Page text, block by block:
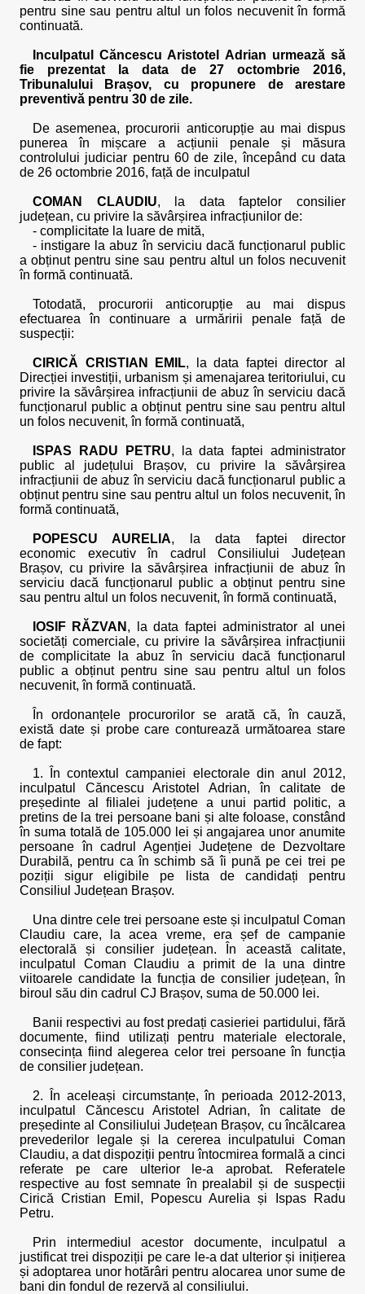
pentru sine sau pentru altul un folos necuvenit în formă
continuată.
Inculpatul Căncescu Aristotel Adrian urmează să
fie prezentat la data de 27 octombrie 2016,
Tribunalului Brașov, cu propunere de arestare
preventivă pentru 30 de zile.
De asemenea, procurorii anticorupție au mai dispus
punerea în mișcare a acțiunii penale și măsura
controlului judiciar pentru 60 de zile, începând cu data
de 26 octombrie 2016, față de inculpatul
COMAN CLAUDIU, la data faptelor consilier
județean, cu privire la săvârșirea infracțiunilor de:
- complicitate la luare de mită,
- instigare la abuz în serviciu dacă funcționarul public
a obținut pentru sine sau pentru altul un folos necuvenit
în formă continuată.
Totodată, procurorii anticorupție au mai dispus
efectuarea în continuare a urmăririi penale față de
suspecții:
CIRICĂ CRISTIAN EMIL, la data faptei director al
Direcției investiții, urbanism și amenajarea teritoriului, cu
privire la săvârșirea infracțiunii de abuz în serviciu dacă
funcționarul public a obținut pentru sine sau pentru altul
un folos necuvenit, în formă continuată,
ISPAS RADU PETRU, la data faptei administrator
public al județului Brașov, cu privire la săvârșirea
infracțiunii de abuz în serviciu dacă funcționarul public a
obținut pentru sine sau pentru altul un folos necuvenit, în
formă continuată,
POPESCU AURELIA, la data faptei director
economic executiv în cadrul Consiliului Județean
Brașov, cu privire la săvârșirea infracțiunii de abuz în
serviciu dacă funcționarul public a obținut pentru sine
sau pentru altul un folos necuvenit, în formă continuată,
IOSIF RĂZVAN , la data faptei administrator al unei
societăți comerciale, cu privire la săvârșirea infracțiunii
de complicitate la abuz în serviciu dacă funcționarul
public a obținut pentru sine sau pentru altul un folos
necuvenit, în formă continuată.
În ordonanțele procurorilor se arată că, în cauză,
există date și probe care conturează următoarea stare
de fapt:
1. În contextul campaniei electorale din anul 2012,
inculpatul Căncescu Aristotel Adrian, în calitate de
președinte al filialei județene a unui partid politic, a
pretins de la trei persoane bani și alte foloase, constând
în suma totală de 105.000 lei și angajarea unor anumite
persoane în cadrul Agenției Județene de Dezvoltare
Durabilă, pentru ca în schimb să îi pună pe cei trei pe
poziții sigur eligibile pe lista de candidați pentru
Consiliul Județean Brașov.
Una dintre cele trei persoane este și inculpatul Coman
Claudiu care, la acea vreme, era șef de campanie
electorală și consilier județean. În această calitate,
inculpatul Coman Claudiu a primit de la una dintre
viitoarele candidate la funcția de consilier județean, în
biroul său din cadrul CJ Brașov, suma de 50.000 lei.
Banii respectivi au fost predați casieriei partidului, fără
documente, fiind utilizați pentru materiale electorale,
consecința fiind alegerea celor trei persoane în funcția
de consilier județean.
2. În aceleași circumstanțe, în perioada 2012-2013,
inculpatul Căncescu Aristotel Adrian, în calitate de
președinte al Consiliului Județean Brașov, cu încălcarea
prevederilor legale și la cererea inculpatului Coman
Claudiu, a dat dispoziții pentru întocmirea formală a cinci
referate pe care ulterior le-a aprobat. Referatele
respective au fost semnate în prealabil și de suspecții
Cirică Cristian Emil, Popescu Aurelia și Ispas Radu
Petru.
Prin intermediul acestor documente, inculpatul a
justificat trei dispoziții pe care le-a dat ulterior și inițierea
și adoptarea unor hotărâri pentru alocarea unor sume de
bani din fondul de rezervă al consiliului.